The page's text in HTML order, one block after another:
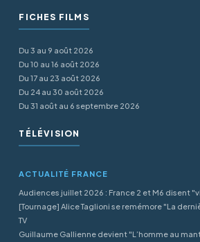
FICHES FILMS
Du 3 au 9 août 2026
Du 10 au 16 août 2026
Du 17 au 23 août 2026
Du 24 au 30 août 2026
Du 31 août au 6 septembre 2026
TÉLÉVISION
ACTUALITÉ FRANCE
Audiences juillet 2026 : France 2 et M6 disent
[Tournage] Alice Taglioni se remémore "La
TV
Guillaume Gallienne devient "L’homme au